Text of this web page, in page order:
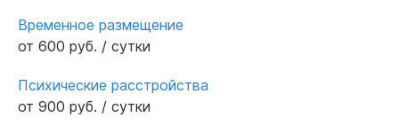
Временное размещение
от 600 руб. / сутки
Психические расстройства
от 900 руб. / сутки